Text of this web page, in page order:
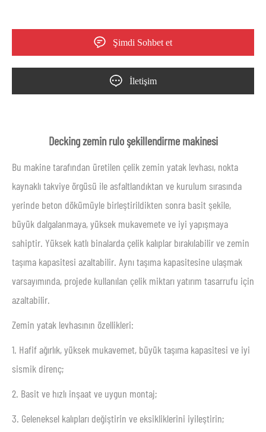
Şimdi Sohbet et
İletişim
Decking zemin rulo şekillendirme makinesi
Bu makine tarafından üretilen çelik zemin yatak levhası, nokta
kaynaklı takviye örgüsü ile asfaltlandıktan ve kurulum sırasında
yerinde beton dökümüyle birleştirildikten sonra basit şekile,
büyük dalgalanmaya, yüksek mukavemete ve iyi yapışmaya
sahiptir. Yüksek katlı binalarda çelik kalıplar bırakılabilir ve zemin
taşıma kapasitesi azaltabilir. Aynı taşıma kapasitesine ulaşmak
varsayımında, projede kullanılan çelik miktarı yatırım tasarrufu için
azaltabilir.
Zemin yatak levhasının özellikleri:
1. Hafif ağırlık, yüksek mukavemet, büyük taşıma kapasitesi ve iyi
sismik direnç;
2. Basit ve hızlı inşaat ve uygun montaj;
3. Geleneksel kalıpları değiştirin ve eksikliklerini iyileştirin;